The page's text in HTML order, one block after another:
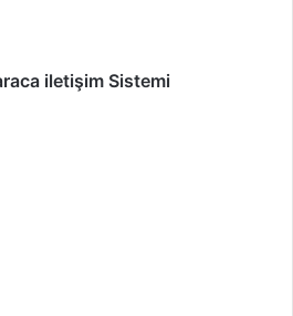
iletişim Sistemi